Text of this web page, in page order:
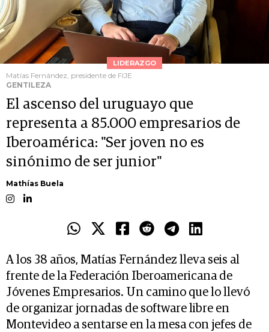
LIDERAZGO
Matías Fernández, presidente de FIJE
GENTILEZA
El ascenso del uruguayo que
representa a 85.000 empresarios de
Iberoamérica: "Ser joven no es
sinónimo de ser junior"
Mathías Buela
A los 38 años, Matías Fernández lleva seis al
frente de la Federación Iberoamericana de
Jóvenes Empresarios. Un camino que lo llevó
de organizar jornadas de software libre en
Montevideo a sentarse en la mesa con jefes de